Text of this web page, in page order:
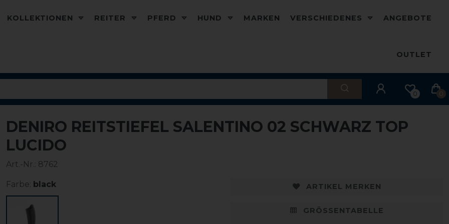
KOLLEKTIONEN REITER PFERD HUND MARKEN VERSCHIEDENES ANGEBOTE
OUTLET
0 0
DENIRO REITSTIEFEL SALENTINO 02 SCHWARZ TOP
LUCIDO
Art.-Nr.: 8762
Farbe: black ARTIKEL MERKEN
GRÖSSENTABELLE